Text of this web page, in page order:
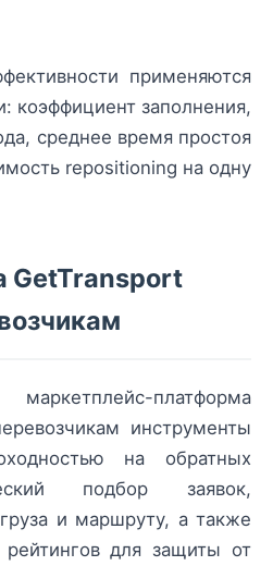
применяются
коэффициент заполнения,
среднее время простоя
repositioning на одну
GetTransport
платформа
инструменты
на обратных
подбор заявок,
и маршруту, а также
рейтингов для защиты от